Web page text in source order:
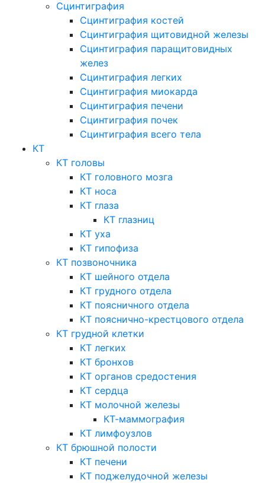
Сцинтиграфия
Сцинтиграфия костей
Сцинтиграфия щитовидной железы
Сцинтиграфия паращитовидных
желез
Сцинтиграфия легких
Сцинтиграфия миокарда
Сцинтиграфия печени
Сцинтиграфия почек
Сцинтиграфия всего тела
КТ
КТ головы
КТ головного мозга
КТ носа
КТ глаза
КТ глазниц
КТ уха
КТ гипофиза
КТ позвоночника
КТ шейного отдела
КТ грудного отдела
КТ поясничного отдела
КТ пояснично-крестцового отдела
КТ грудной клетки
КТ легких
КТ бронхов
КТ органов средостения
КТ сердца
КТ молочной железы
КТ-маммография
КТ лимфоузлов
КТ брюшной полости
КТ печени
КТ поджелудочной железы